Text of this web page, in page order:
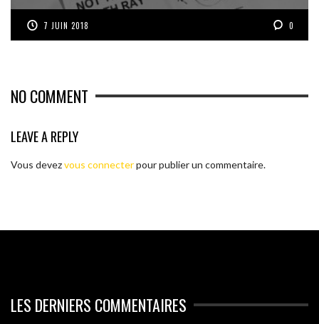
7 JUIN 2018 0
NO COMMENT
LEAVE A REPLY
Vous devezvous connecterpour publier un commentaire.
LES DERNIERS COMMENTAIRES